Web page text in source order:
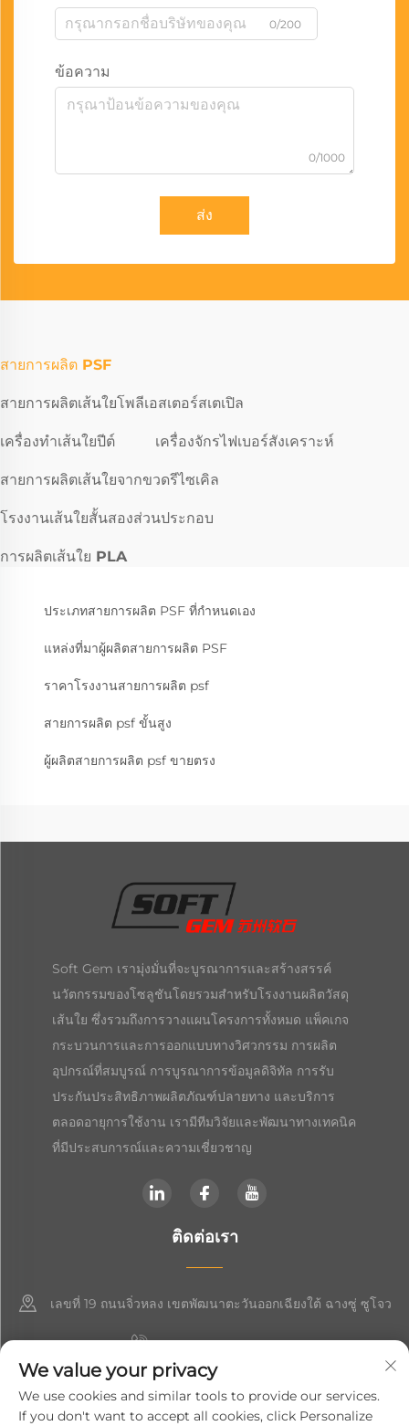
0/200
ข้อความ
0/1000
ส่ง
สายการผลิต PSF
สายการผลิตเส้นใยโพลีเอสเตอร์สเตเปิล
เครื่องทำเส้นใยปีต์ เครื่องจักรไฟเบอร์สังเคราะห์
สายการผลิตเส้นใยจากขวดรีไซเคิล
โรงงานเส้นใยสั้นสองส่วนประกอบ
การผลิตเส้นใย PLA
ประเภทสายการผลิต PSF ที่กำหนดเอง
แหล่งที่มาผู้ผลิตสายการผลิต PSF
ราคาโรงงานสายการผลิต psf
สายการผลิต psf ขั้นสูง
ผู้ผลิตสายการผลิต psf ขายตรง
Soft Gem เรามุ่งมั่นที่จะบูรณาการและสร้างสรรค์
นวัตกรรมของโซลูชันโดยรวมสำหรับโรงงานผลิตวัสดุ
เส้นใย ซึ่งรวมถึงการวางแผนโครงการทั้งหมด แพ็คเกจ
กระบวนการและการออกแบบทางวิศวกรรม การผลิต
อุปกรณ์ที่สมบูรณ์ การบูรณาการข้อมูลดิจิทัล การรับ
ประกันประสิทธิภาพผลิตภัณฑ์ปลายทาง และบริการ
ตลอดอายุการใช้งาน เรามีทีมวิจัยและพัฒนาทางเทคนิค
ที่มีประสบการณ์และความเชี่ยวชาญ
ติดต่อเรา
เลขที่ 19 ถนนจิ่วหลง เขตพัฒนาตะวันออกเฉียงใต้ ฉางซู่ ซูโจว
+86-19906239903
[email protected]
We value your privacy
We use cookies and similar tools to provide our services.
If you don't want to accept all cookies, click Personalize